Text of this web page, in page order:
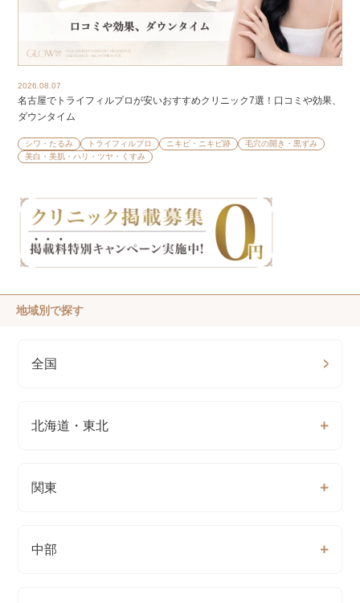
2026.08.07
名古屋でトライフィルプロが安いおすすめクリニック7選！口コミや効果、
ダウンタイム
シワ・たるみ トライフィルプロ ニキビ・ニキビ跡
毛穴の開き・黒ずみ
美白・美肌・ハリ・ツヤ・くすみ
地域別で探す
全国
北海道・東北
関東
中部